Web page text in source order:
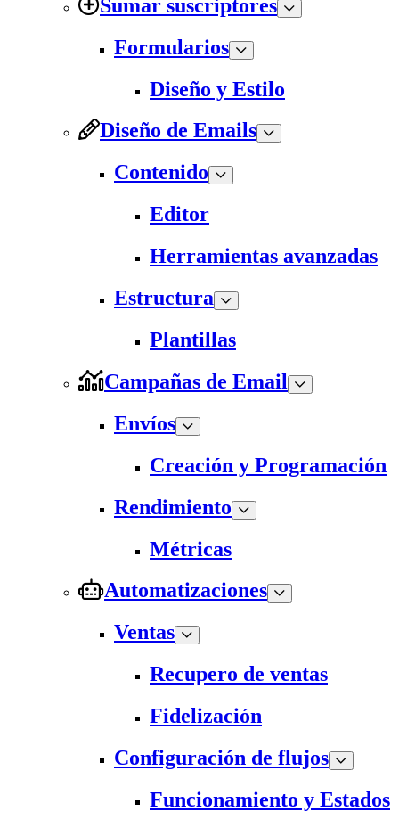
Sumar suscriptores
Formularios
Diseño y Estilo
Diseño de Emails
Contenido
Editor
Herramientas avanzadas
Estructura
Plantillas
Campañas de Email
Envíos
Creación y Programación
Rendimiento
Métricas
Automatizaciones
Ventas
Recupero de ventas
Fidelización
Configuración de flujos
Funcionamiento y Estados